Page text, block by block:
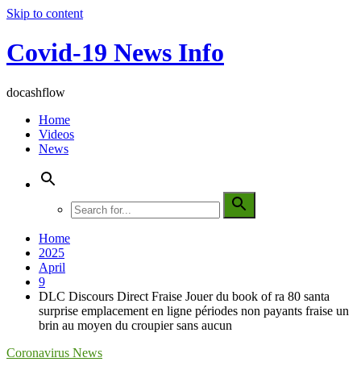
Skip to content
Covid-19 News Info
docashflow
Home
Videos
News
Home
2025
April
9
DLC Discours Direct Fraise Jouer du book of ra 80 santa
surprise emplacement en ligne périodes non payants fraise un
brin au moyen du croupier sans aucun
Coronavirus News